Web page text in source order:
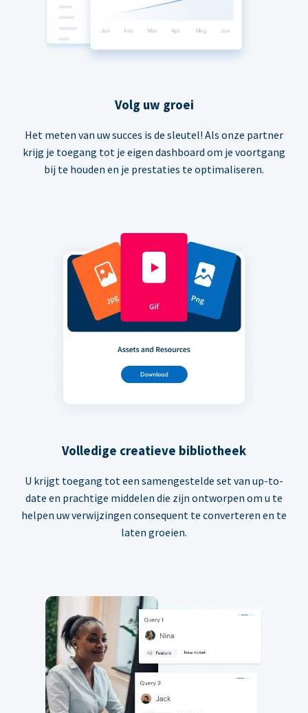
Volg uw groei
Het meten van uw succes is de sleutel! Als onze partner
krijg je toegang tot je eigen dashboard om je voortgang
bij te houden en je prestaties te optimaliseren.
Volledige creatieve bibliotheek
U krijgt toegang tot een samengestelde set van up-to-
date en prachtige middelen die zijn ontworpen om u te
helpen uw verwijzingen consequent te converteren en te
laten groeien.